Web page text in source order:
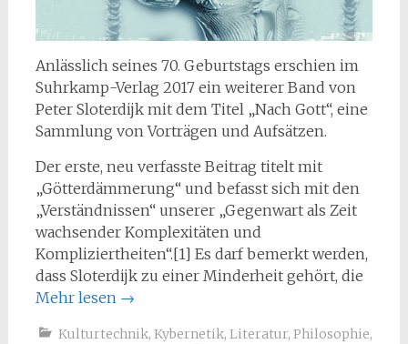
Anlässlich seines 70. Geburtstags erschien im
Suhrkamp-Verlag 2017 ein weiterer Band von
Peter Sloterdijk mit dem Titel „Nach Gott“, eine
Sammlung von Vorträgen und Aufsätzen.
Der erste, neu verfasste Beitrag titelt mit
„Götterdämmerung“ und befasst sich mit den
„Verständnissen“ unserer „Gegenwart als Zeit
wachsender Komplexitäten und
Kompliziertheiten“.[1] Es darf bemerkt werden,
dass Sloterdijk zu einer Minderheit gehört, die
Mehr lesen →
Kulturtechnik, Kybernetik, Literatur, Philosophie,